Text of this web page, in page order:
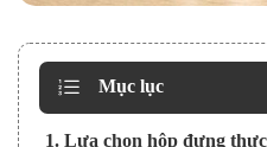
Mục lục
1. Lựa chọn hộp đựng